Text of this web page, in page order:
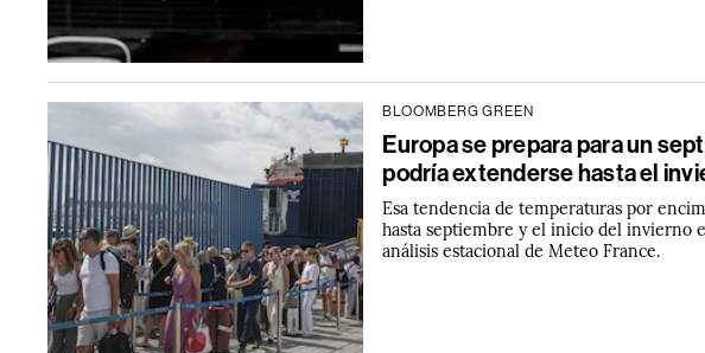
BLOOMBERG GREEN
Europa se prepara para un
podría extenderse hasta el
Esa tendencia de temperaturas por
hasta septiembre y el inicio del invierno
análisis estacional de Meteo France.